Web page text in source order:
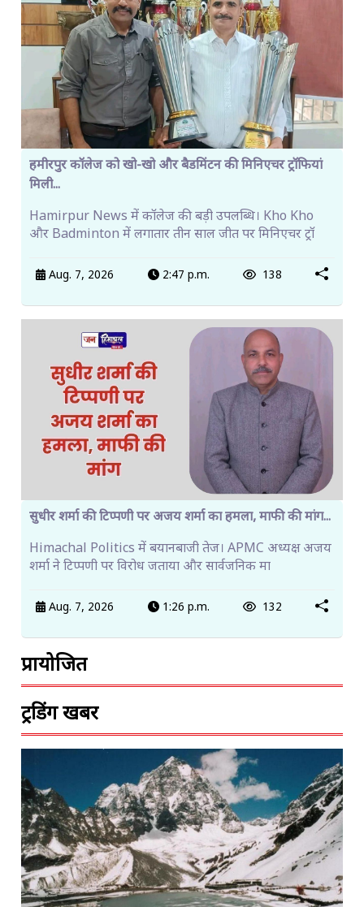
हमीरपुर कॉलेज को खो-खो और बैडमिंटन की मिनिएचर ट्रॉफियां
मिली...
Hamirpur News में कॉलेज की बड़ी उपलब्धि। Kho Kho
और Badminton में लगातार तीन साल जीत पर मिनिएचर ट्रॉ
Aug. 7, 2026 2:47 p.m. 138
सुधीर शर्मा की टिप्पणी पर अजय शर्मा का हमला, माफी की मांग...
Himachal Politics में बयानबाजी तेज। APMC अध्यक्ष अजय
शर्मा ने टिप्पणी पर विरोध जताया और सार्वजनिक मा
Aug. 7, 2026 1:26 p.m. 132
प्रायोजित
ट्रेंडिंग खबरें